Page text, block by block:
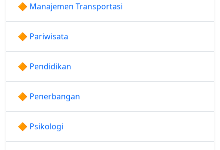
🔶 Manajemen Transportasi
🔶 Pariwisata
🔶 Pendidikan
🔶 Penerbangan
🔶 Psikologi